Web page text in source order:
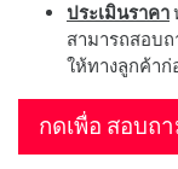
ประเมินราคา
สามารถสอบ
ให้ทางลูกค้าก่
กดเพื่อ สอบถ